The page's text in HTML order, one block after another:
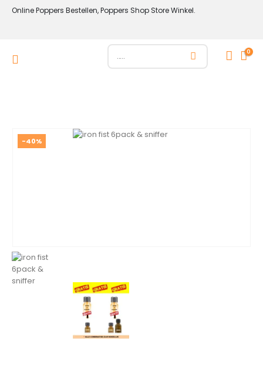
Online Poppers Bestellen, Poppers Shop Store Winkel.
0
-40%